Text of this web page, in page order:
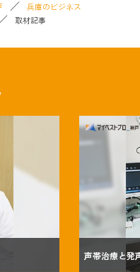
兵庫のビジネス
取材記事
声帯治療と発